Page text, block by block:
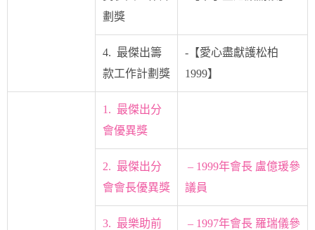
劃獎
4. 最傑出籌
款工作計劃獎
-【愛心盡獻護松柏
1999】
1. 最傑出分
會優異獎
2. 最傑出分
會會長優異獎
– 1999年會長 盧億瑗參
議員
3. 最樂助前
– 1997年會長 羅瑞儀參